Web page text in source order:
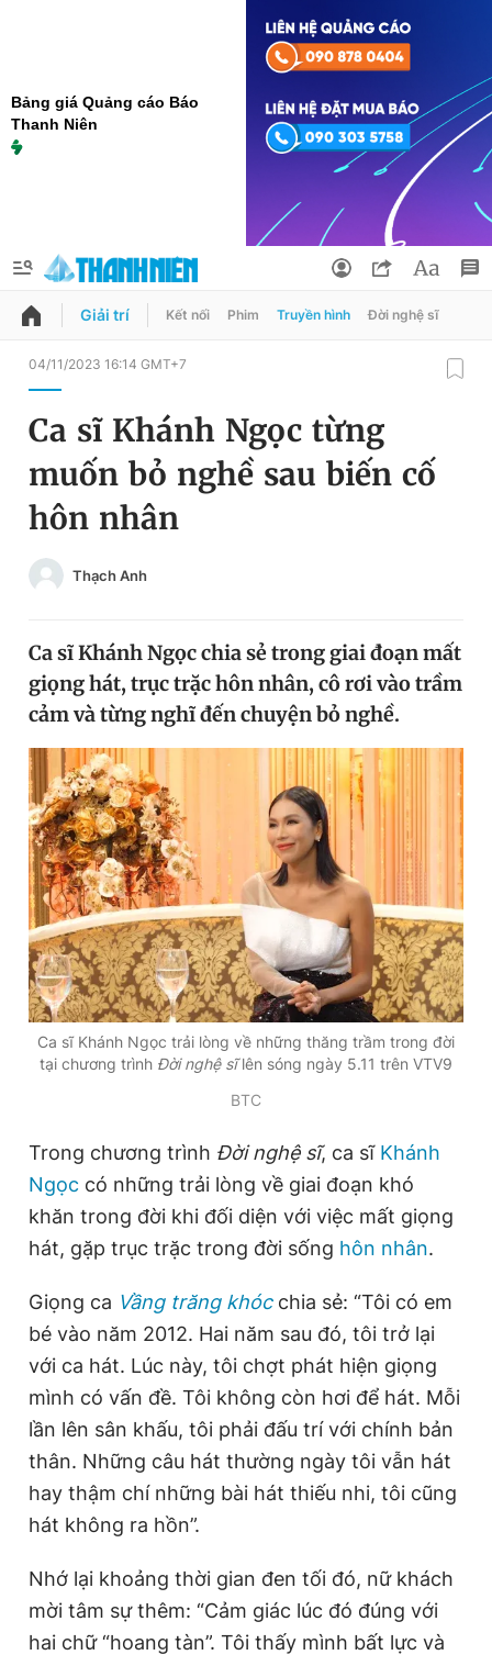
Bảng giá Quảng cáo Báo
Thanh Niên
QUẢNG CÁO
Chuyên mục
Chuyên mục khác
Chào ngày mới
Video Magazine
Sản phẩm khác
Tiện ích Bạn cần biết
Thông tin tòa soạn Liên hệ quảng cáo
Đọc Thanh Niên trên điện thoại
Theo dõi báo trên
Hotline Liên hệ quảng cáo
Đặt báo Quảng cáo RSS Tòa soạn Chính sách bảo
Tổng biên tập: Nguyễn Ngọc Toàn
Phó tổng biên tập thường trực: Hải Thành
Phó tổng biên tập: Lâm Hiếu Dũng
Phó tổng biên tập: Trần Việt Hưng
Tổng thư ký tòa soạn: Đức Trung
Giấy phép xuất bản số 110/GP - BTTTT cấp ngày 24.3.2020
© 2003-2026 Bản quyền thuộc về Báo Thanh Niên. Cấm sao
chép dưới mọi hình thức nếu không có sự chấp thuận bằng văn
Đổi mật khẩu
Tin đã lưu
Giải trí Kết nối Phim Truyền hình Đời nghệ sĩ
04/11/2023 16:14 GMT+7
Ca sĩ Khánh Ngọc từng
muốn bỏ nghề sau biến cố
hôn nhân
Thạch Anh
Ca sĩ Khánh Ngọc chia sẻ trong giai đoạn mất
giọng hát, trục trặc hôn nhân, cô rơi vào trầm
cảm và từng nghĩ đến chuyện bỏ nghề.
Ca sĩ Khánh Ngọc trải lòng về những thăng trầm trong đời
tại chương trình Đời nghệ sĩlên sóng ngày 5.11 trên VTV9
BTC
Trong chương trình Đời nghệ sĩ, ca sĩ Khánh
Ngọc có những trải lòng về giai đoạn khó
khăn trong đời khi đối diện với việc mất giọng
hát, gặp trục trặc trong đời sống hôn nhân.
Giọng ca Vầng trăng khóc chia sẻ: “Tôi có em
bé vào năm 2012. Hai năm sau đó, tôi trở lại
với ca hát. Lúc này, tôi chợt phát hiện giọng
mình có vấn đề. Tôi không còn hơi để hát. Mỗi
lần lên sân khấu, tôi phải đấu trí với chính bản
thân. Những câu hát thường ngày tôi vẫn hát
hay thậm chí những bài hát thiếu nhi, tôi cũng
hát không ra hồn”.
Nhớ lại khoảng thời gian đen tối đó, nữ khách
mời tâm sự thêm: “Cảm giác lúc đó đúng với
hai chữ “hoang tàn”. Tôi thấy mình bất lực và